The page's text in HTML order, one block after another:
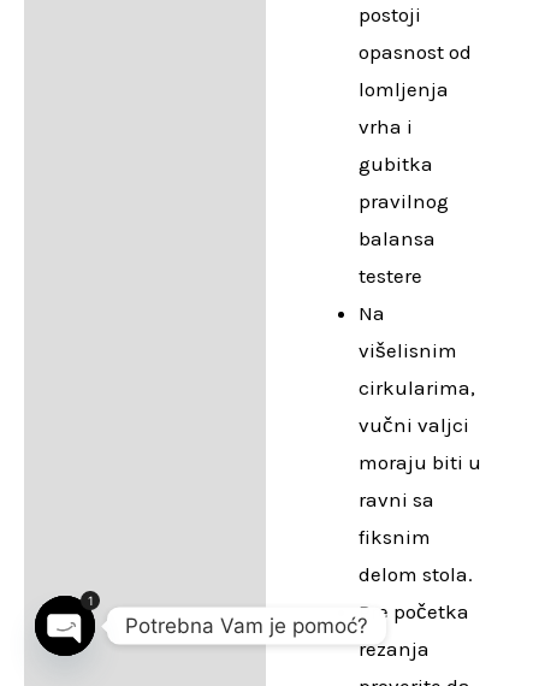
postoji
opasnost od
lomljenja
vrha i
gubitka
pravilnog
balansa
testere
Na
višelisnim
cirkularima,
vučni valjci
moraju biti u
ravni sa
fiksnim
delom stola.
Pre početka
rezanja
Potrebna Vam je pomoć?
1